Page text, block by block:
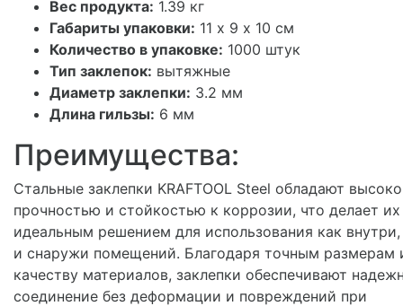
Вес продукта: 1.39 кг
Габариты упаковки: 11 х 9 х 10 см
Количество в упаковке: 1000 штук
Тип заклепок: вытяжные
Диаметр заклепки: 3.2 мм
Длина гильзы: 6 мм
Преимущества:
Стальные заклепки KRAFTOOL Steel обладают
прочностью и стойкостью к коррозии, что делает их
идеальным решением для использования как внутри,
и снаружи помещений. Благодаря точным размерам
качеству материалов, заклепки обеспечивают
соединение без деформации и повреждений при